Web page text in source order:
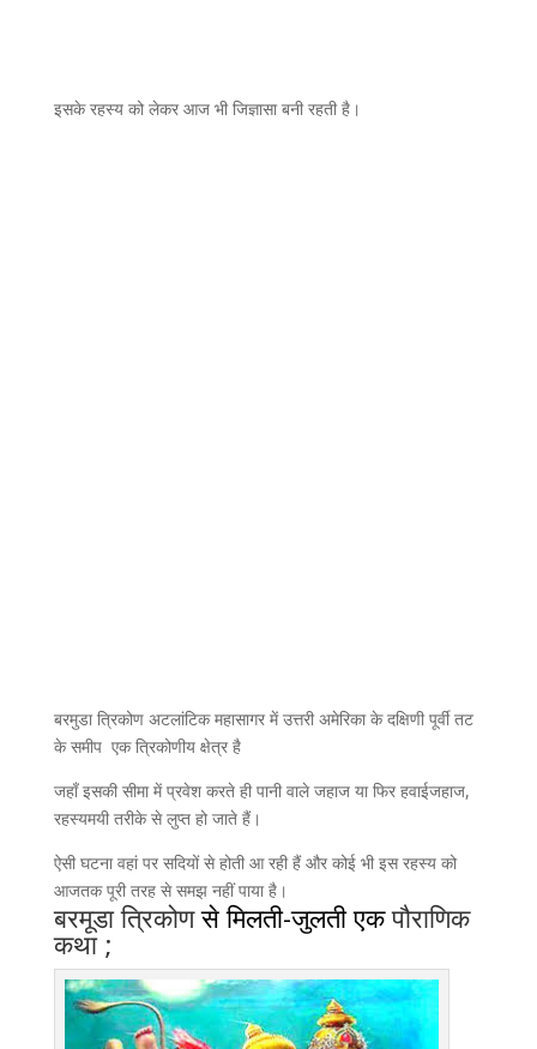
इसके रहस्य को लेकर आज भी जिज्ञासा बनी रहती है।
बरमुडा त्रिकोण अटलांटिक महासागर में उत्तरी अमेरिका के दक्षिणी पूर्वी तट
के समीप एक त्रिकोणीय क्षेत्र है
जहाँ इसकी सीमा में प्रवेश करते ही पानी वाले जहाज या फिर हवाईजहाज,
रहस्यमयी तरीके से लुप्त हो जाते हैं।
ऐसी घटना वहां पर सदियों से होती आ रही हैं और कोई भी इस रहस्य को
आजतक पूरी तरह से समझ नहीं पाया है।
बरमूडा त्रिकोणसेमिलती-जुलती एकपौराणिक
कथा ;